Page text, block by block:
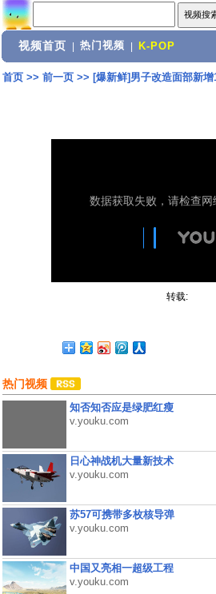
视频首页 热门视频 K-POP
首页>> 前一页>> [爆新鲜]男子改造面部新
转载:
热门视频
知否知否应是绿肥红瘦
v.youku.com
日心神战机大量新技术
v.youku.com
苏57可携带多枚核导弹
v.youku.com
中国又亮相一超级工程
v.youku.com